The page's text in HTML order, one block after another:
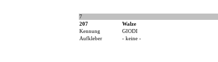
7
207
Walze
Kennung
GIODI
Aufkleber
- keine -